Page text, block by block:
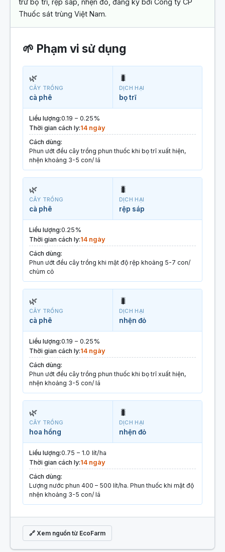
trừ bọ trĩ, rệp sáp, nhện đỏ, đăng ký bởi Công ty CP
Thuốc sát trùng Việt Nam.
🌱 Phạm vi sử dụng
🌿
CÂY TRỒNG
cà phê
🐛
DỊCH HẠI
bọ trĩ
Liều lượng:0.19 – 0.25%
Thời gian cách ly:14 ngày
Cách dùng:
Phun ướt đều cây trồng phun thuốc khi bọ trĩ xuất hiện,
nhện khoảng 3-5 con/ lá
🌿
CÂY TRỒNG
cà phê
🐛
DỊCH HẠI
rệp sáp
Liều lượng:0.25%
Thời gian cách ly:14 ngày
Cách dùng:
Phun ướt đều cây trồng khi mật độ rệp khoảng 5-7 con/
chùm cỏ
🌿
CÂY TRỒNG
cà phê
🐛
DỊCH HẠI
nhện đỏ
Liều lượng:0.19 – 0.25%
Thời gian cách ly:14 ngày
Cách dùng:
Phun ướt đều cây trồng phun thuốc khi bọ trĩ xuất hiện,
nhện khoảng 3-5 con/ lá
🌿
CÂY TRỒNG
hoa hồng
🐛
DỊCH HẠI
nhện đỏ
Liều lượng:0.75 – 1.0 lít/ha
Thời gian cách ly:14 ngày
Cách dùng:
Lượng nước phun 400 – 500 lít/ha. Phun thuốc khi mật độ
nhện khoảng 3-5 con/ lá
🔗 Xem nguồn từ EcoFarm